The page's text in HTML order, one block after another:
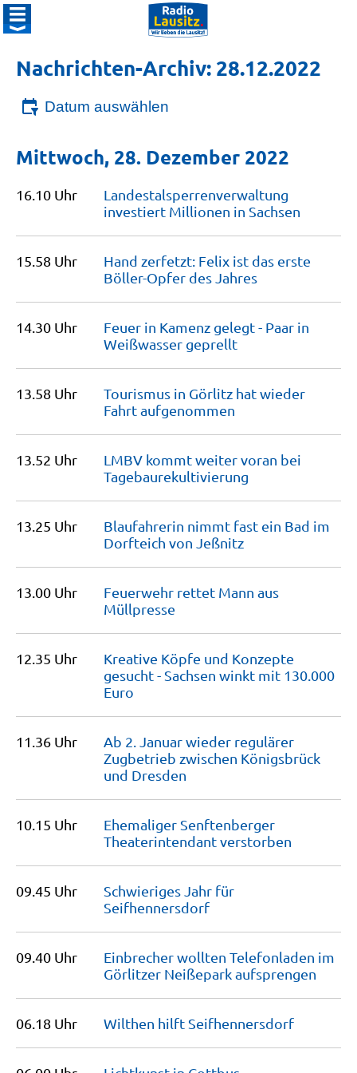
Nachrichten-Archiv: 28.12.2022
Datum auswählen
Mittwoch, 28. Dezember 2022
16.10 Uhr
Landestalsperrenverwaltung
investiert Millionen in Sachsen
15.58 Uhr
Hand zerfetzt: Felix ist das erste
Böller-Opfer des Jahres
14.30 Uhr
Feuer in Kamenz gelegt - Paar in
Weißwasser geprellt
13.58 Uhr
Tourismus in Görlitz hat wieder
Fahrtaufgenommen
13.52 Uhr
LMBV kommt weiter voran bei
Tagebaurekultivierung
13.25 Uhr
Blaufahrerin nimmt fast ein Bad im
Dorfteich von Jeßnitz
13.00 Uhr
Feuerwehr rettet Mann aus
Müllpresse
12.35 Uhr
Kreative Köpfe und Konzepte
gesucht - Sachsen winkt mit 130.000
Euro
11.36 Uhr
Ab 2. Januar wieder regulärer
Zugbetrieb zwischen Königsbrück
und Dresden
10.15 Uhr
Ehemaliger Senftenberger
Theaterintendantverstorben
09.45 Uhr
Schwieriges Jahr für
Seifhennersdorf
09.40 Uhr
Einbrecher wollten Telefonladen im
Görlitzer Neißeparkaufsprengen
06.18 Uhr Wilthen hilft Seifhennersdorf